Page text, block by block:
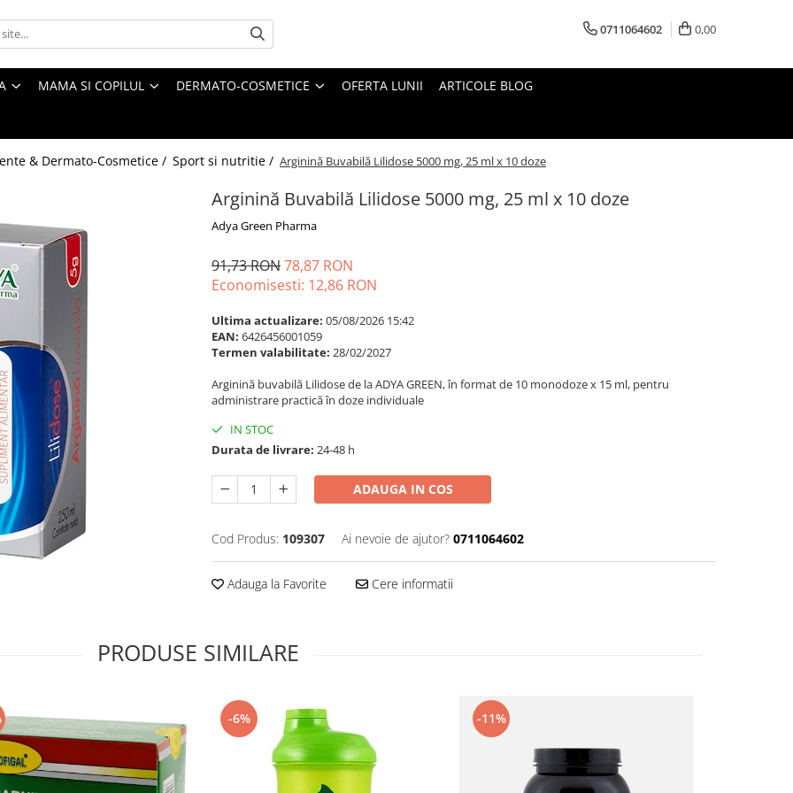
0711064602 0,00
MAMA SI COPILUL DERMATO-COSMETICE OFERTA LUNII ARTICOLE BLOG
& Dermato-Cosmetice / Sport si nutritie / Arginină Buvabilă Lilidose 5000 mg, 25 ml x 10 doze
Arginină Buvabilă Lilidose 5000 mg, 25 ml x 10 doze
Adya Green Pharma
91,73 RON78,87 RON
Economisesti: 12,86 RON
Ultima actualizare: 05/08/2026 15:42
EAN: 6426456001059
Termen valabilitate: 28/02/2027
Arginină buvabilă Lilidose de la ADYA GREEN, în format de 10 monodoze x 15 ml, pentru
administrare practică în doze individuale
IN STOC
Durata de livrare: 24-48 h
ADAUGA IN COS
Cod Produs: 109307 Ai nevoie de ajutor? 0711064602
Adauga la Favorite Cere informatii
PRODUSE SIMILARE
-6% -11%